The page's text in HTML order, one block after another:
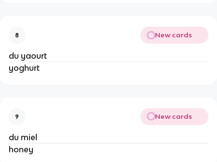
8 New cards
du yaourt
yoghurt
9 New cards
du miel
honey